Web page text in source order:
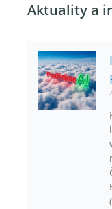
Aktuality a